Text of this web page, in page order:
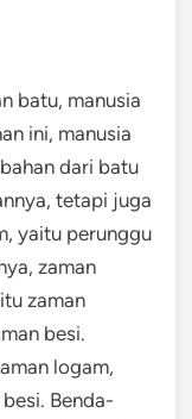
batu, manusia
ini, manusia
dari batu
tetapi juga
yaitu perunggu
zaman
zaman
besi.
logam,
Benda-